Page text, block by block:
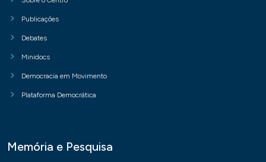
Publicações
Debates
Minidocs
Democracia em Movimento
Plataforma Democrática
Memória e Pesquisa